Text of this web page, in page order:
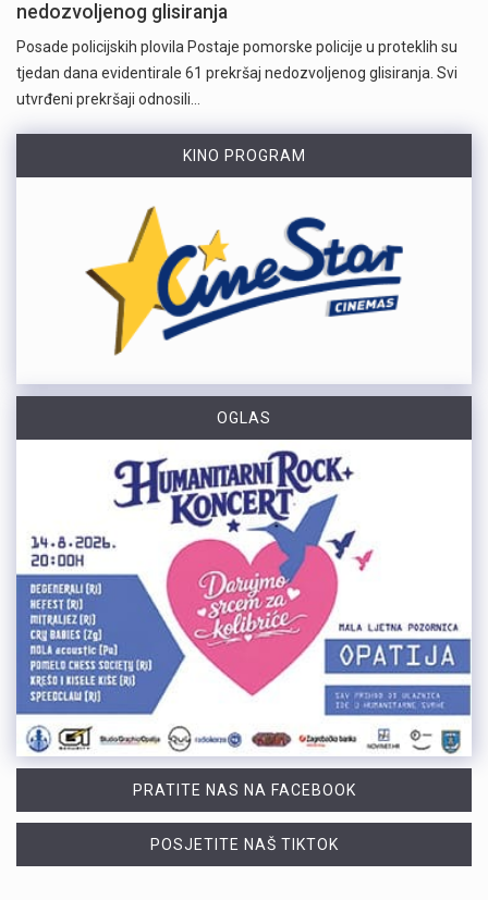
nedozvoljenog glisiranja
Posade policijskih plovila Postaje pomorske policije u proteklih su
tjedan dana evidentirale 61 prekršaj nedozvoljenog glisiranja. Svi
utvrđeni prekršaji odnosili…
KINO PROGRAM
OGLAS
PRATITE NAS NA FACEBOOK
POSJETITE NAŠ TIKTOK